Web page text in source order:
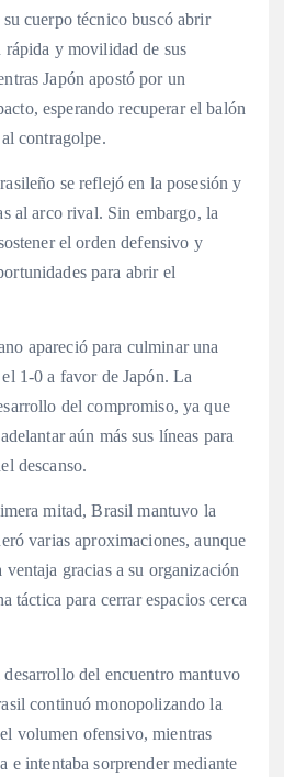
cuerpo técnico buscó abrir
y movilidad de sus
Japón apostó por un
esperando recuperar el balón
contragolpe.
se reflejó en la posesión y
al arco rival. Sin embargo, la
el orden defensivo y
para abrir el
apareció para culminar una
1-0 a favor de Japón. La
del compromiso, ya que
aún más sus líneas para
descanso.
mitad, Brasil mantuvo la
varias aproximaciones, aunque
gracias a su organización
táctica para cerrar espacios cerca
del encuentro mantuvo
continuó monopolizando la
volumen ofensivo, mientras
e intentaba sorprender mediante